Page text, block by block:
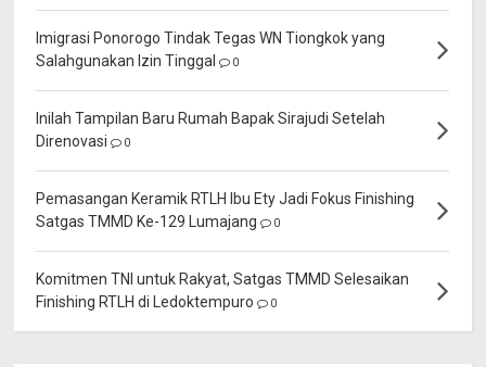
Imigrasi Ponorogo Tindak Tegas WN Tiongkok yang
Salahgunakan Izin Tinggal
0
Inilah Tampilan Baru Rumah Bapak Sirajudi Setelah
Direnovasi
0
Pemasangan Keramik RTLH Ibu Ety Jadi Fokus Finishing
Satgas TMMD Ke-129 Lumajang
0
Komitmen TNI untuk Rakyat, Satgas TMMD Selesaikan
Finishing RTLH di Ledoktempuro
0